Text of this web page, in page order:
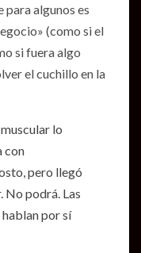
para algunos es
(como si el
si fuera algo
el cuchillo en la